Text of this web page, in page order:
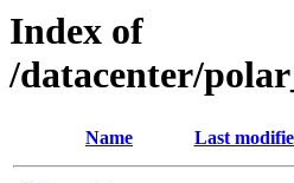
Index of
/datacenter/
Name Last